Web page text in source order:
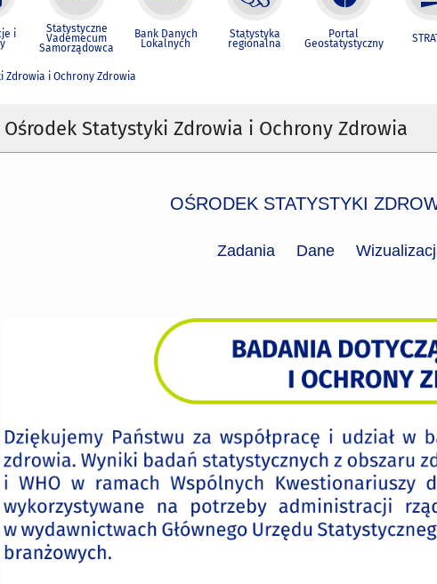
i Statystyczne
Vademecum
Samorządowca
Bank Danych
Lokalnych
Statystyka
regionalna
Portal
Geostatystyczny
Zdrowia i Ochrony Zdrowia
Ośrodek Statystyki Zdrowia i Ochrony Zdrowia
OŚRODEK STATYSTYKI
Zadania Dane